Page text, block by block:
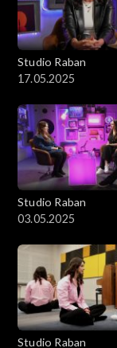
Studio Raban
17.05.2025
Studio Raban
03.05.2025
Studio Raban